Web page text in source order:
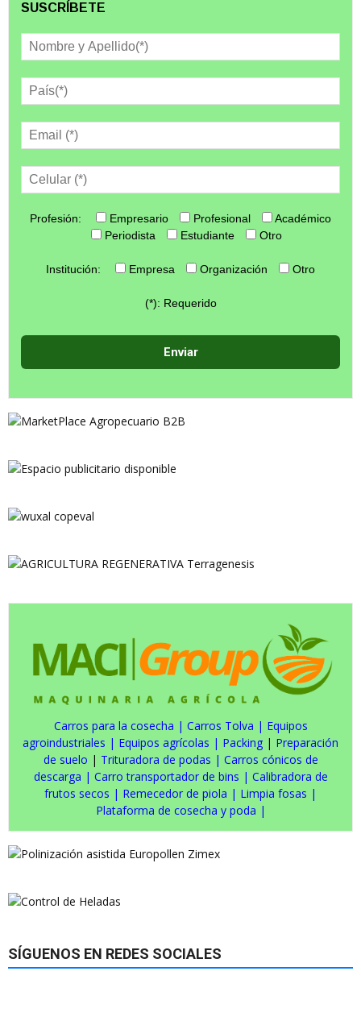
SUSCRÍBETE
Profesión: Empresario Profesional
Académico
Periodista
Estudiante Otro
Institución: Empresa Organización Otro
(*): Requerido
Carros para la cosecha | Carros Tolva | Equipos
agroindustriales | Equipos agrícolas | Packing | Preparación
de suelo | Trituradora de podas | Carros cónicos de
descarga | Carro transportador de bins | Calibradora de
frutos secos | Remecedor de piola | Limpia fosas |
Plataforma de cosecha y poda |
SÍGUENOS EN REDES SOCIALES